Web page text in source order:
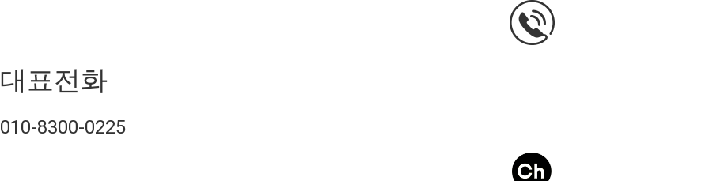
대표전화
010-8300-0225